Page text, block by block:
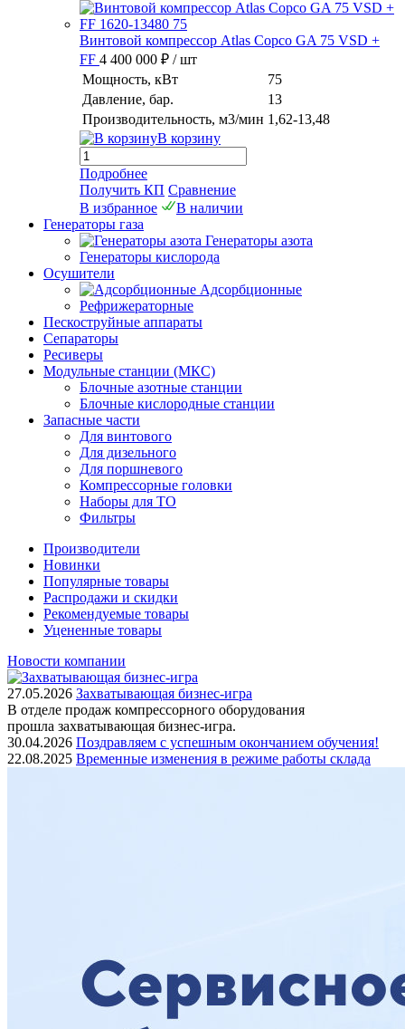
Винтовой компрессор Atlas Copco GA 75 VSD +
FF 4 400 000 ₽ / шт
Мощность, кВт
75
Давление, бар.
13
Производительность, м3/мин 1,62-13,48
В корзину
Подробнее
Получить КП Сравнение
В избранное
В наличии
Генераторы газа
Генераторы азота
Генераторы кислорода
Осушители
Адсорбционные
Рефрижераторные
Пескоструйные аппараты
Сепараторы
Ресиверы
Модульные станции (МКС)
Блочные азотные станции
Блочные кислородные станции
Запасные части
Для винтового
Для дизельного
Для поршневого
Компрессорные головки
Наборы для ТО
Фильтры
Производители
Новинки
Популярные товары
Распродажи и скидки
Рекомендуемые товары
Уцененные товары
Новости компании
27.05.2026 Захватывающая бизнес-игра
В отделе продаж компрессорного оборудования
прошла захватывающая бизнес-игра.
30.04.2026 Поздравляем с успешным окончанием обучения!
22.08.2025 Временные изменения в режиме работы склада